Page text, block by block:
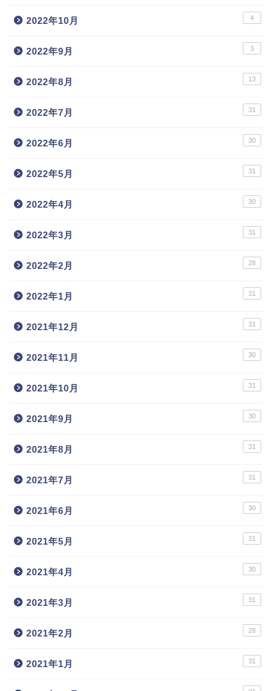
2022年10月 4
2022年9月 3
2022年8月 13
2022年7月 31
2022年6月 30
2022年5月 31
2022年4月 30
2022年3月 31
2022年2月 28
2022年1月 31
2021年12月 31
2021年11月 30
2021年10月 31
2021年9月 30
2021年8月 31
2021年7月 31
2021年6月 30
2021年5月 31
2021年4月 30
2021年3月 31
2021年2月 28
2021年1月 31